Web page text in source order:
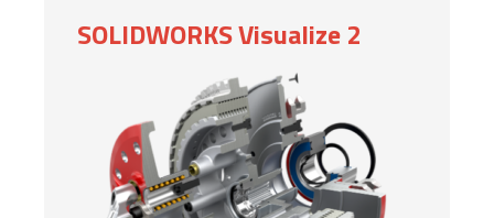
SOLIDWORKS Visualize 2